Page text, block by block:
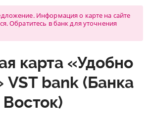
Информация о карте на сайте
Обратитесь в банк для уточнения
карта «Удобно
VST bank (Банка
Восток)